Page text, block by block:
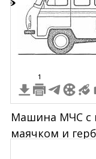
1
Машина МЧС с
маячком и